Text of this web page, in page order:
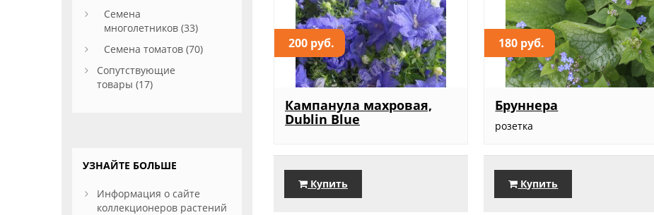
200 руб.
Кампанула махровая,
Dublin Blue
Купить
180 руб.
Бруннера
розетка
Купить
Семена
многолетников (33)
Семена томатов (70)
Сопутствующие
товары (17)
УЗНАЙТЕ БОЛЬШЕ
Информация о сайте
коллекционеров растений